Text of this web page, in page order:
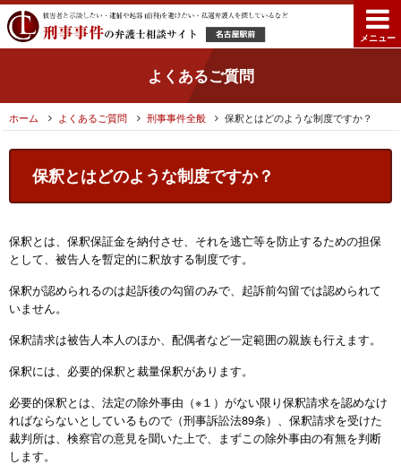
メニュー
よくあるご質問
ホーム よくあるご質問 刑事事件全般 保釈とはどのような制度ですか？
保釈とはどのような制度ですか？
保釈とは、保釈保証金を納付させ、それを逃亡等を防止するための担保
として、被告人を暫定的に釈放する制度です。
保釈が認められるのは起訴後の勾留のみで、起訴前勾留では認められて
いません。
保釈請求は被告人本人のほか、配偶者など一定範囲の親族も行えます。
保釈には、必要的保釈と裁量保釈があります。
必要的保釈とは、法定の除外事由（※１）がない限り保釈請求を認めなけ
ればならないとしているもので（刑事訴訟法89条）、保釈請求を受けた
裁判所は、検察官の意見を聞いた上で、まずこの除外事由の有無を判断
します。